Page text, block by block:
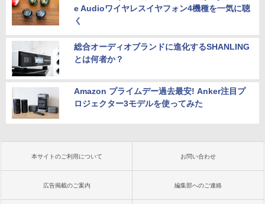
e Audioワイヤレスイヤフォン4機種を一気に聴
く
総合オーディオブランドに進化するSHANLING
とは何者か？
Amazon プライムデー過去最安! Anker注目プ
ロジェクター3モデルを使ってみた
本サイトのご利用について お問い合わせ
広告掲載のご案内 編集部へのご連絡